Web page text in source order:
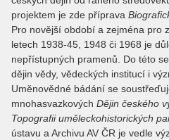
projektem je zde příprava
Pro novější období a zejména pro
letech 1938-45, 1948 či 1968 je
nepřístupných pramenů. Do této
dějin vědy, vědeckých institucí i
Uměnovědné bádání se
mnohasvazkových Dějin českého
Topografii uměleckohistorických
ústavu a Archivu AV ČR je vedle